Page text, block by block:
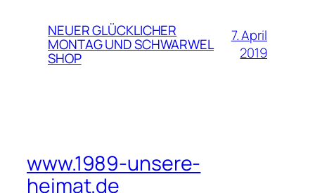
NEUER GLÜCKLICHER
MONTAG UND SCHWARWEL
SHOP
7. April
2019
www.1989-unsere-
heimat.de